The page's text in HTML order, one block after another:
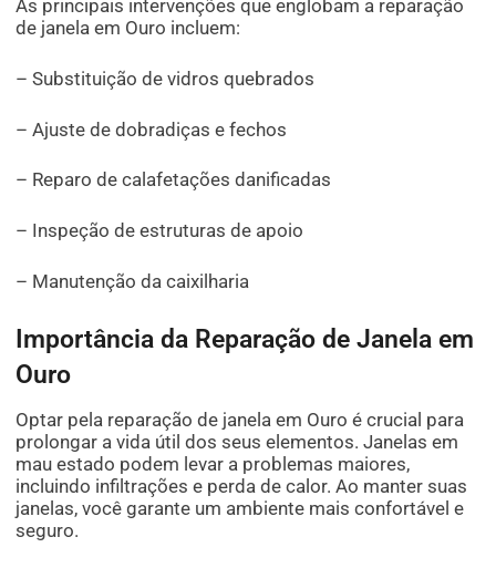
As principais intervenções que englobam a reparação
de janela em Ouro incluem:
– Substituição de vidros quebrados
– Ajuste de dobradiças e fechos
– Reparo de calafetações danificadas
– Inspeção de estruturas de apoio
– Manutenção da caixilharia
Importância da Reparação de Janela em
Ouro
Optar pela reparação de janela em Ouro é crucial para
prolongar a vida útil dos seus elementos. Janelas em
mau estado podem levar a problemas maiores,
incluindo infiltrações e perda de calor. Ao manter suas
janelas, você garante um ambiente mais confortável e
seguro.